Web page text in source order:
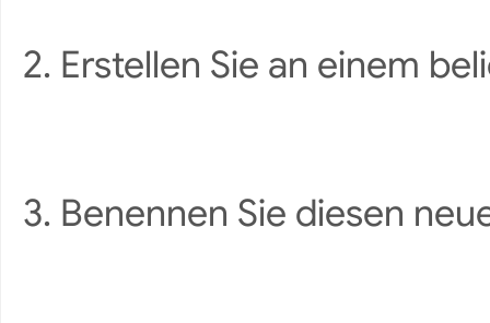
2. Erstellen Sie an einem
3. Benennen Sie diesen